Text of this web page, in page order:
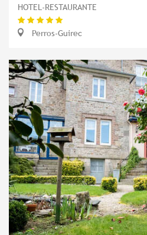
HOTEL-RESTAURANTE
Perros-Guirec